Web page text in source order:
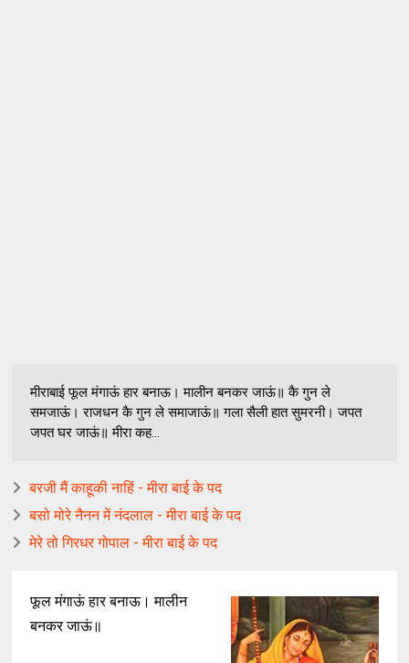
मीराबाई फूल मंगाऊं हार बनाऊ। मालीन बनकर जाऊं॥ कै गुन ले
समजाऊं। राजधन कै गुन ले समाजाऊं॥ गला सैली हात सुमरनी। जपत
जपत घर जाऊं॥ मीरा कह...
बरजी मैं काहूकी नाहिं - मीरा बाई के पद
बसो मोरे नैनन में नंदलाल - मीरा बाई के पद
मेरे तो गिरधर गोपाल - मीरा बाई के पद
फूल मंगाऊं हार बनाऊ। मालीन
बनकर जाऊं॥